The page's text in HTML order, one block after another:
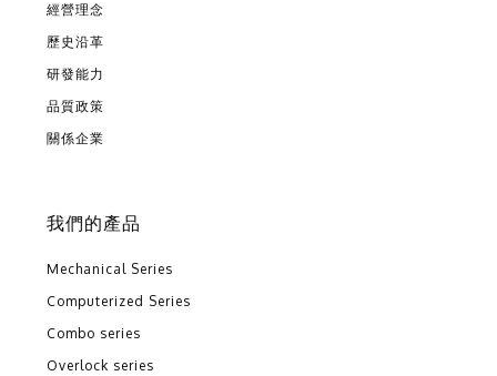
經營理念
歷史沿革
研發能力
品質政策
關係企業
我們的產品
Mechanical Series
Computerized Series
Combo series
Overlock series